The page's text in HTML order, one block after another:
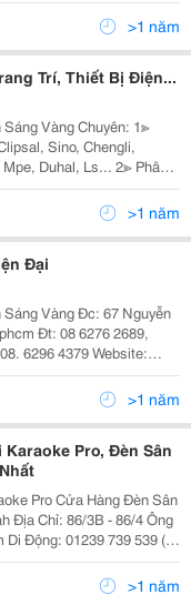
>1 năm
Trí, Thiết Bị Điện...
Vàng Chuyên: 1≫
Sino, Chengli,
Ls... 2≫ Phân
Thất: Nét Việt, Euro,
Kim Lo
>1 năm
Đại
Đc: 67 Nguyễn
2689,
4379 Website:
Email:
>1 năm
Pro, Đèn Sân
Tốt Nhất
Đèn Sân
>1 năm